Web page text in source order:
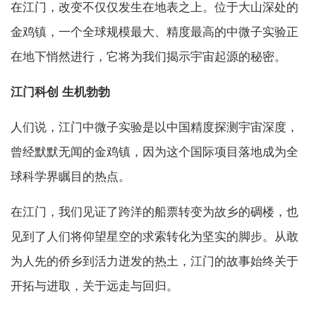
在江门，改变不仅仅发生在地表之上。位于大山深处的
金鸡镇，一个全球规模最大、精度最高的中微子实验正
在地下悄然进行，它将为我们揭示宇宙起源的秘密。
江门科创 生机勃勃
人们说，江门中微子实验是以中国精度探测宇宙深度，
曾经默默无闻的金鸡镇，因为这个国际项目落地成为全
球科学界瞩目的热点。
在江门，我们见证了跨洋的船票转变为故乡的碉楼，也
见到了人们将仰望星空的求索转化为坚实的脚步。从敢
为人先的侨乡到活力迸发的热土，江门的故事始终关于
开拓与进取，关于远走与回归。